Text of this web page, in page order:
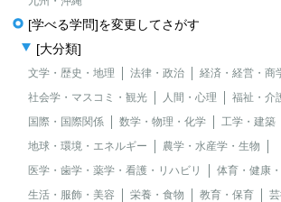
[学べる学問]を変更してさがす
[大分類]
文学・歴史・地理 法律・政治
経済・経営・商
社会学・マスコミ・観光
人間・心理 福祉・介
国際・国際関係
数学・物理・化学 工学・建築
地球・環境・エネルギー
農学・水産学・生物
医学・歯学・薬学・看護・リハビリ
体育・健康
生活・服飾・美容
栄養・食物 教育・保育